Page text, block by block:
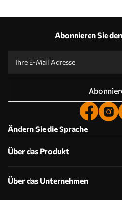
Abonnieren Sie
Ändern Sie die Sprache
Über das Produkt
Über das Unternehmen